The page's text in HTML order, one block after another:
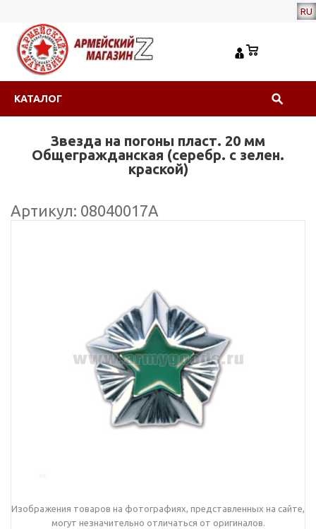
RU
КАТАЛОГ
Звезда на погоны пласт. 20 мм
Общегражданская (серебр. с зелен.
краской)
Артикул: 08040017А
Изображения товаров на фотографиях, представленных на сайте,
могут незначительно отличаться от оригиналов.